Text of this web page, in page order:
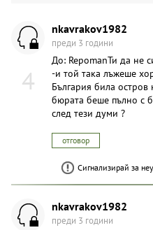
4
nkavrakov1982
преди 3 години
До: RepomanТи да не
-и той така лъжеше
България била остров
бюрата беше пълно с
след тези думи ?
отговор
Сигнализирай за
nkavrakov1982
преди 3 години